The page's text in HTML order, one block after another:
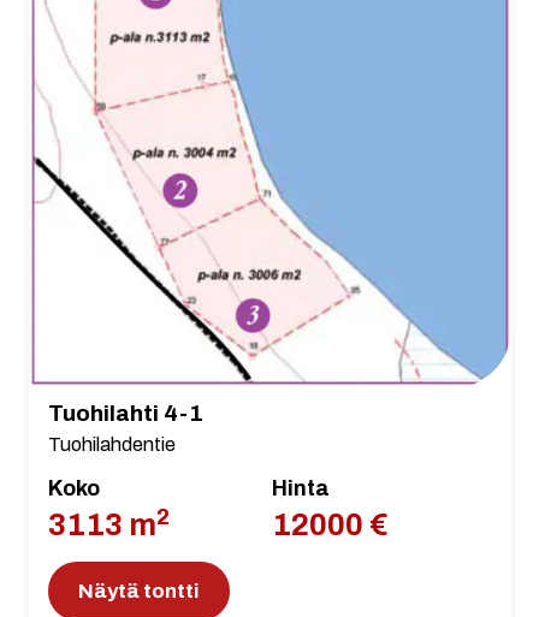
Tuohilahti 4-1
Tuohilahdentie
Koko
3113 m2
Hinta
12000 €
Näytä tontti